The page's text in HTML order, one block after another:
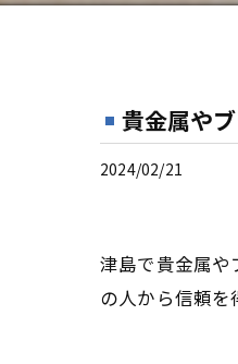
貴金属や
2024/02/21
津島で貴金属や
の人から信頼